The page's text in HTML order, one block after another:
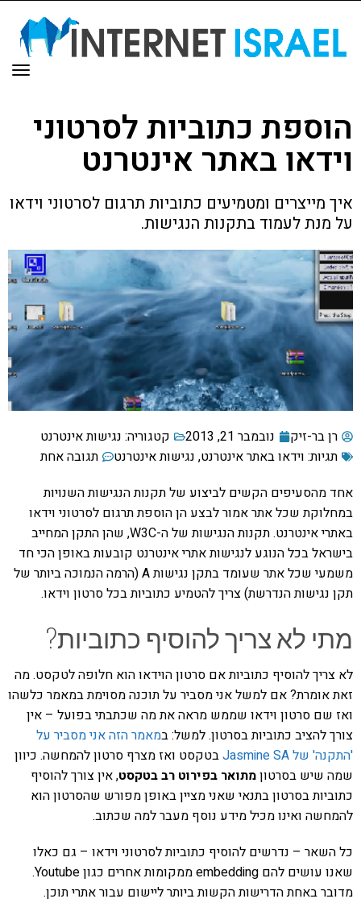
הוספת כתוביות לסרטוני
וידאו באתר אינטרנט
איך מייצרים ומטמיעים כתוביות תרגום לסרטוני וידאו
על מנת לעמוד בתקנות הנגישות.
רן בר-זיק נובמבר 21, 2013 קטגוריה: נגישות אינטרנט
תגיות: וידאו באתר אינטרנט, נגישות אינטרנט
תגובה אחת
אחד מהסעיפים הקשים לביצוע של תקנות הנגישות השנויות
במחלוקת שכל אתר אמור לבצע הן הוספת תרגום לסרטוני וידאו
באתרי אינטרנט. תקנות הנגישות של ה-W3C, שהן התקן המחייב
בישראל בכל הנוגע לנגישות אתרי אינטרנט קובעות באופן הכי חד
משמעי שכל אתר שעומד בתקן נגישות A (הרמה הנמוכה ביותר של
תקן נגישות הנדרשת) צריך להטמיע כתוביות בכל סרטון וידאו.
מתי לא צריך להוסיף כתוביות?
לא צריך להוסיף כתוביות אם סרטון הוידאו הוא חלופה לטקסט. מה
זאת אומרת? אם למשל אני מסביר על תוכנה מסוימת במאמר כלשהו
ואז שם סרטון וידאו שממש מראה את מה שכתבתי בפועל – אין
צורך להציב כתוביות בסרטון. למשל: במאמר הזה אני מסביר על
'התקנה' של Jasmine SA
בטקסט ואז מצרף סרטון להמחשה. כיוון
שמה שיש בסרטוןמתואר בפירוט רב בטקסט, אין צורך להוסיף
כתוביות בסרטון בתנאי שאני מציין באופן מפורש שהסרטון הוא
להמחשה ואינו מכיל מידע נוסף מעבר למה שכתוב.
כל השאר – נדרשים להוסיף כתוביות לסרטוני וידאו – גם כאלו
שאנו עושים להם embedding ממקומות אחרים כגון Youtube.
מדובר באחת הדרישות הקשות ביותר ליישום עבור אתרי תוכן.